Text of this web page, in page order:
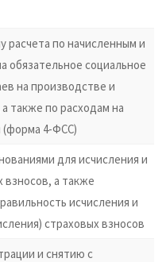
расчета по начисленным и
обязательное социальное
на производстве и
также по расходам на
(форма 4-ФСС)
для исчисления и
взносов, а также
исчисления и
страховых взносов
и снятию с